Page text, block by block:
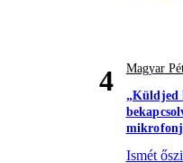
4
Magyar
„Küldjed
Ismét